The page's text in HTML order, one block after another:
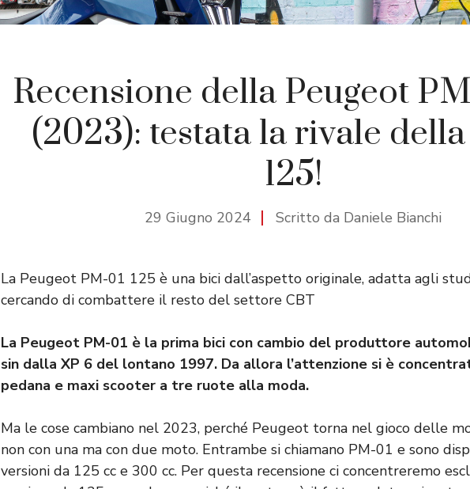
Recensione della Peugeot
(2023): testata la rivale
125!
29 Giugno 2024 Scritto da Daniele Bianchi
La Peugeot PM-01 125 è una bici dall’aspetto originale, adatta agli
cercando di combattere il resto del settore CBT
La Peugeot PM-01 è la prima bici con cambio del produttore
sin dalla XP 6 del lontano 1997. Da allora l’attenzione si è
pedana e maxi scooter a tre ruote alla moda.
Ma le cose cambiano nel 2023, perché Peugeot torna nel gioco delle
non con una ma con due moto. Entrambe si chiamano PM-01 e sono
versioni da 125 cc e 300 cc. Per questa recensione ci concentreremo